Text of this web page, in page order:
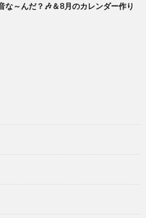
な～んだ？🎶＆8月のカレンダー作り